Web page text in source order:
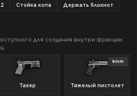
Стойка копа Держать блокнот
для создания внутри фракции.
Тазер
9mm
Тяжелый пистолет